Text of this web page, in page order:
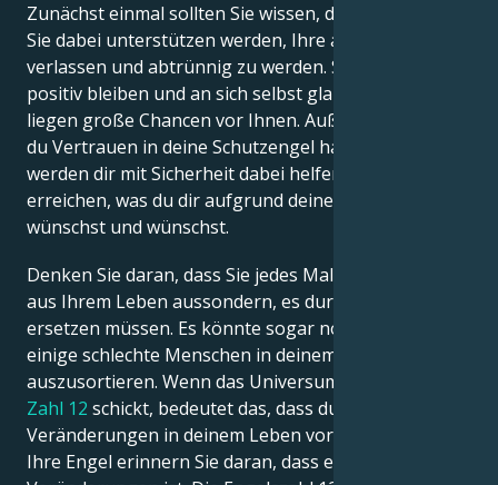
Zunächst einmal sollten Sie wissen, dass Ihre Engel
Sie dabei unterstützen werden, Ihre alten Wege zu
verlassen und abtrünnig zu werden. Sie müssen nur
positiv bleiben und an sich selbst glauben, denn es
liegen große Chancen vor Ihnen. Außerdem musst
du Vertrauen in deine Schutzengel haben, denn sie
werden dir mit Sicherheit dabei helfen, alles zu
erreichen, was du dir aufgrund deiner Engelszahlen
wünschst und wünschst.
Denken Sie daran, dass Sie jedes Mal, wenn Sie etwas
aus Ihrem Leben aussondern, es durch etwas Neues
ersetzen müssen. Es könnte sogar notwendig sein,
einige schlechte Menschen in deinem Leben
auszusortieren. Wenn das Universum dir häufig die
Zahl 12 schickt, bedeutet das, dass du einige wichtige
Veränderungen in deinem Leben vornehmen musst.
Ihre Engel erinnern Sie daran, dass es Zeit für